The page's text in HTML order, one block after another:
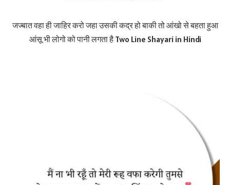
जज्बात वहा ही जाहिर करो जहा उसकी कद्र हो बाकी तो आंखो से बहता हुआ
आंसू भी लोगो को पानी लगता है Two Line Shayari in Hindi